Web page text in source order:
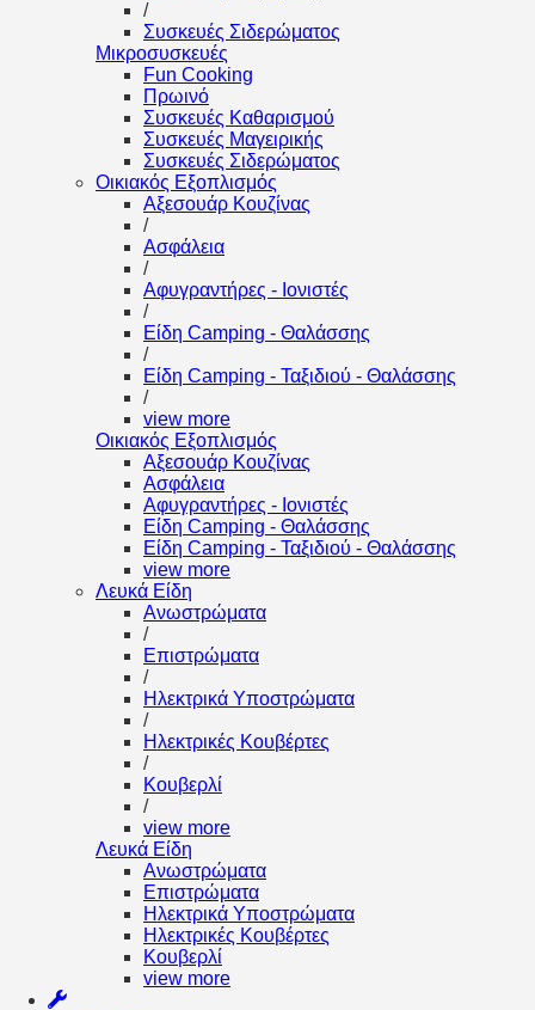
/
Συσκευές Σιδερώματος
Μικροσυσκευές
Fun Cooking
Πρωινό
Συσκευές Καθαρισμού
Συσκευές Μαγειρικής
Συσκευές Σιδερώματος
Οικιακός Εξοπλισμός
Αξεσουάρ Κουζίνας
/
Ασφάλεια
/
Αφυγραντήρες - Ιονιστές
/
Είδη Camping - Θαλάσσης
/
Είδη Camping - Ταξιδιού - Θαλάσσης
/
view more
Οικιακός Εξοπλισμός
Αξεσουάρ Κουζίνας
Ασφάλεια
Αφυγραντήρες - Ιονιστές
Είδη Camping - Θαλάσσης
Είδη Camping - Ταξιδιού - Θαλάσσης
view more
Λευκά Είδη
Ανωστρώματα
/
Επιστρώματα
/
Ηλεκτρικά Υποστρώματα
/
Ηλεκτρικές Κουβέρτες
/
Κουβερλί
/
view more
Λευκά Είδη
Ανωστρώματα
Επιστρώματα
Ηλεκτρικά Υποστρώματα
Ηλεκτρικές Κουβέρτες
Κουβερλί
view more